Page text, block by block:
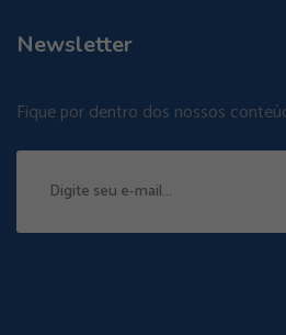
Newsletter
Fique por dentro dos nossos